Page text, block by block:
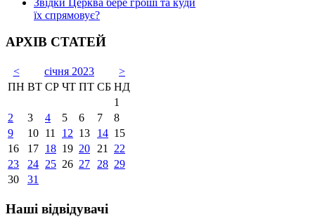
їх спрямовує?
АРХІВ СТАТЕЙ
< січня 2023
>
ПН ВТ СР ЧТ ПТ СБ НД
1
2
3 4 5 6 7
8
9
10 11 12 13 14 15
16
17 18 19 20 21
22
23
24 25 26 27 28 29
30
31
Наші відвідувачі